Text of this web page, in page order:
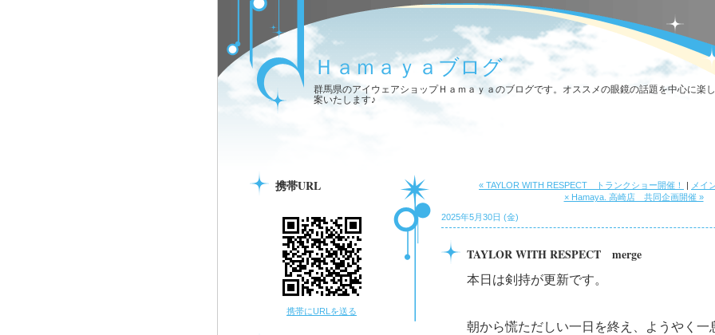
Ｈａｍａｙａブログ
群馬県のアイウェアショップＨａｍａｙａのブログです。オススメの眼鏡の話題を中心に楽
案いたします♪
携帯URL
携帯にURLを送る
« TAYLOR WITH RESPECT トランクショー開催！ | メイ
× Hamaya. 高崎店 共同企画開催 »
2025年5月30日 (金)
TAYLOR WITH RESPECT merge
本日は剣持が更新です。
朝から慌ただしい一日を終え、ようやく一